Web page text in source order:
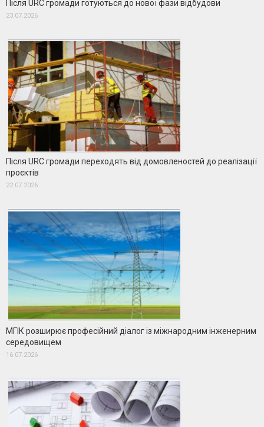
Після URC громади готуються до нової фази відбудови
23.07.2026
Після URC громади переходять від домовленостей до реалізації
проєктів
22.07.2026
МГІК розширює професійний діалог із міжнародним інженерним
середовищем
16.07.2026